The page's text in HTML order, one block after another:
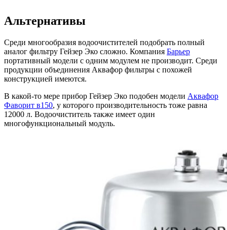
Альтернативы
Среди многообразия водоочистителей подобрать полный
аналог фильтру Гейзер Эко сложно. Компания Барьер
портативный модели с одним модулем не производит. Среди
продукции объединения Аквафор фильтры с похожей
конструкцией имеются.
В какой-то мере прибор Гейзер Эко подобен модели Аквафор
Фаворит в150, у которого производительность тоже равна
12000 л. Водоочиститель также имеет один
многофункциональный модуль.